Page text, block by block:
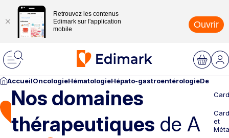
Retrouvez les contenus
Edimark sur l'application
mobile
Ouvrir
AccueilOncologieHématologieHépato-gastroentérologie
Nos domaines
thérapeutiques de A
et